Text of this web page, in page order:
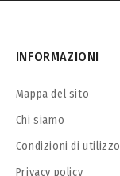
INFORMAZIONI
Mappa del sito
Chi siamo
Condizioni di utilizzo
Privacy policy